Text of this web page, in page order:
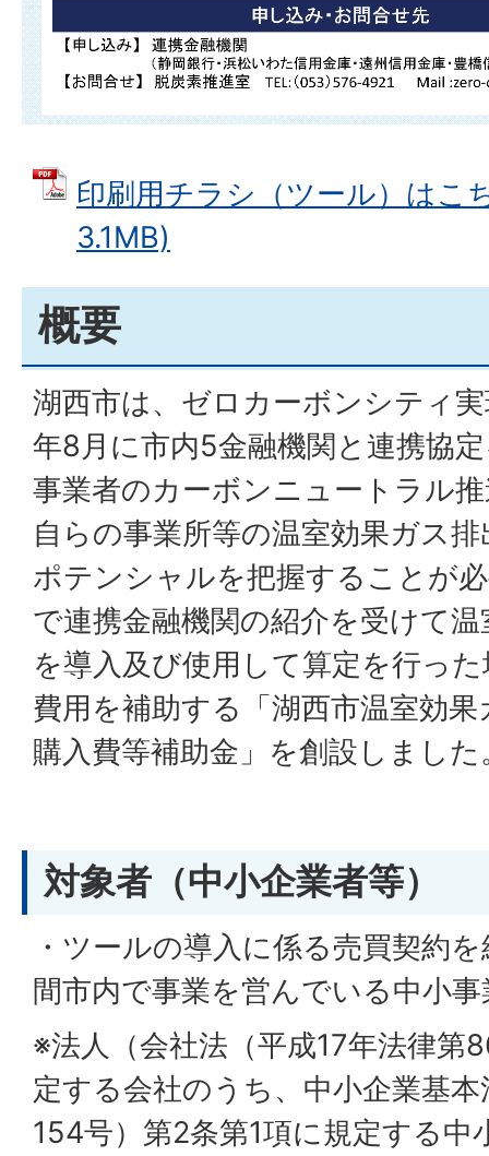
印刷用チラシ（ツール）はこ
3.1MB)
概要
湖西市は、ゼロカーボンシティ
年8月に市内5金融機関と連携協
事業者のカーボンニュートラル
自らの事業所等の温室効果ガス
ポテンシャルを把握することが
で連携金融機関の紹介を受けて
を導入及び使用して算定を行っ
費用を補助する「湖西市温室効
購入費等補助金」を創設しました
対象者（中小企業者等）
・ツールの導入に係る売買契約
間市内で事業を営んでいる中小
※法人（会社法（平成17年法律第
定する会社のうち、中小企業基
154号）第2条第1項に規定する中